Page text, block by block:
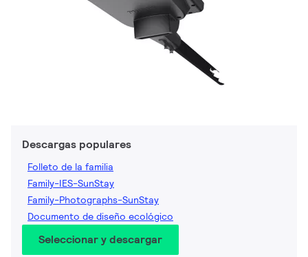
Descargas populares
Folleto de la familia
Family-IES-SunStay
Family-Photographs-SunStay
Documento de diseño ecológico
Seleccionar y descargar